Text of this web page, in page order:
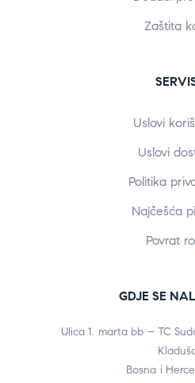
Zaštita
Uslovi
Uslovi
Politika
Najčešća
Povrat
GDJE SE
Ulica 1. marta bb – TC
Bosna i